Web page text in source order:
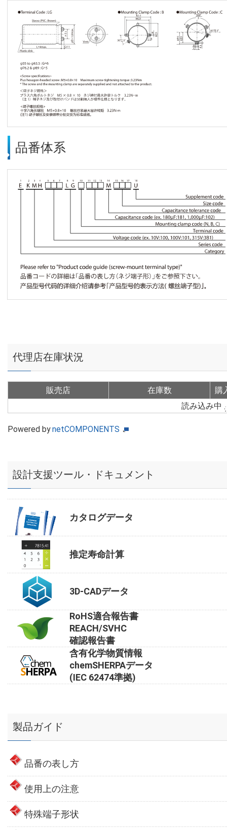
品番体系
代理店在庫状況
販売店 在庫数
購
読み込み中
Powered bynetCOMPONENTS
設計支援ツール・ドキュメント
カタログデータ
推定寿命計算
3D-CADデータ
RoHS適合報告書
REACH/SVHC
確認報告書
含有化学物質情報
chemSHERPAデータ
(IEC 62474準拠)
製品ガイド
品番の表し方
使用上の注意
特殊端子形状